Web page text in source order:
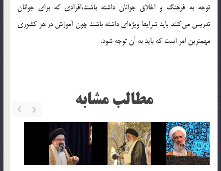
توجه به فرهنگ و اخلاق جوانان داشته باشند،‌افرادی که برای جوانان
تدریس می‌کنند باید شرایط ویژه‌ای داشته باشند چون آموزش در هر کشوری
مهمترین امر است که باید به آن توجه شود.
مطالب مشابه